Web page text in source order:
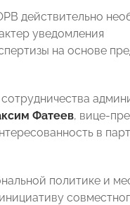
действительно
уведомления
на основе
Фатеев, вице-
в
политике и